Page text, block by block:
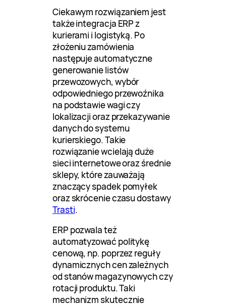
Ciekawym rozwiązaniem jest
także integracja ERP z
kurierami i logistyką. Po
złożeniu zamówienia
następuje automatyczne
generowanie listów
przewozowych, wybór
odpowiedniego przewoźnika
na podstawie wagi czy
lokalizacji oraz przekazywanie
danych do systemu
kurierskiego. Takie
rozwiązanie wcielają duże
sieci internetowe oraz średnie
sklepy, które zauważają
znaczący spadek pomyłek
oraz skrócenie czasu dostawy
Trasti.
ERP pozwala też
automatyzować politykę
cenową, np. poprzez reguły
dynamicznych cen zależnych
od stanów magazynowych czy
rotacji produktu. Taki
mechanizm skutecznie